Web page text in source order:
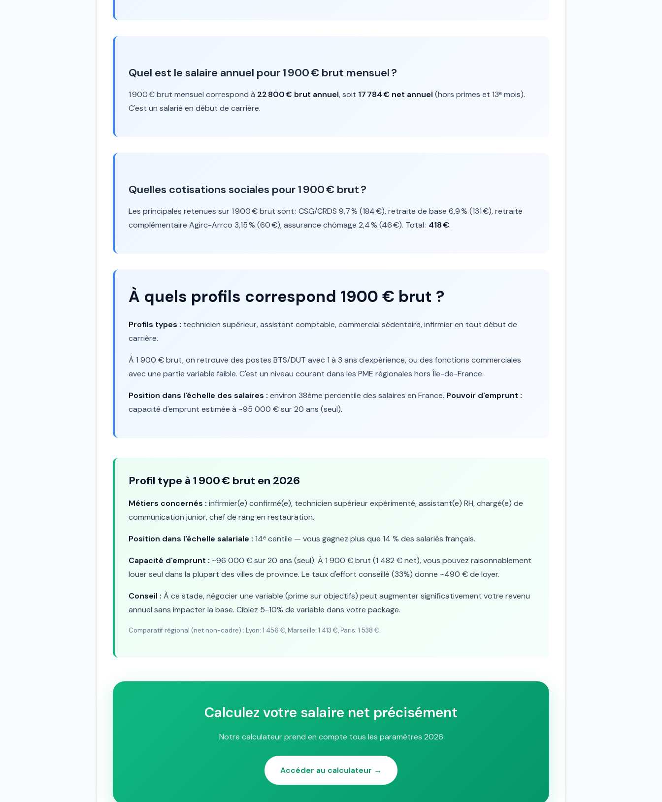
Quel est le salaire annuel pour 1 900 € brut mensuel ?
1 900 € brut mensuel correspond à 22 800 € brut annuel, soit 17 784 € net annuel (hors primes et 13ᵉ mois).
C'est un salarié en début de carrière.
Quelles cotisations sociales pour 1 900 € brut ?
Les principales retenues sur 1 900 € brut sont : CSG/CRDS 9,7 % (184 €), retraite de base 6,9 % (131 €), retraite
complémentaire Agirc-Arrco 3,15 % (60 €), assurance chômage 2,4 % (46 €). Total : 418 €.
À quels profils correspond 1900 € brut ?
Profils types : technicien supérieur, assistant comptable, commercial sédentaire, infirmier en tout début de
carrière.
À 1 900 € brut, on retrouve des postes BTS/DUT avec 1 à 3 ans d'expérience, ou des fonctions commerciales
avec une partie variable faible. C'est un niveau courant dans les PME régionales hors Île-de-France.
Position dans l'échelle des salaires : environ 38ème percentile des salaires en France. Pouvoir d'emprunt :
capacité d'emprunt estimée à ~95 000 € sur 20 ans (seul).
Profil type à 1 900 € brut en 2026
Métiers concernés : infirmier(e) confirmé(e), technicien supérieur expérimenté, assistant(e) RH, chargé(e) de
communication junior, chef de rang en restauration.
Position dans l'échelle salariale : 14ᵉ centile — vous gagnez plus que 14 % des salariés français.
Capacité d'emprunt : ~96 000 € sur 20 ans (seul). À 1 900 € brut (1 482 € net), vous pouvez raisonnablement
louer seul dans la plupart des villes de province. Le taux d'effort conseillé (33%) donne ~490 € de loyer.
Conseil : À ce stade, négocier une variable (prime sur objectifs) peut augmenter significativement votre revenu
annuel sans impacter la base. Ciblez 5-10% de variable dans votre package.
Comparatif régional (net non-cadre) : Lyon: 1 456 €, Marseille: 1 413 €, Paris: 1 538 €.
Calculez votre salaire net précisément
Notre calculateur prend en compte tous les paramètres 2026
Accéder au calculateur →